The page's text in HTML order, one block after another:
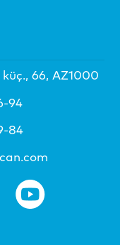
küç., 66, AZ1000
94
84